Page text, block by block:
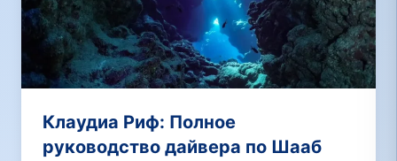
Клаудиа Риф: Полное
руководство дайвера по Шааб